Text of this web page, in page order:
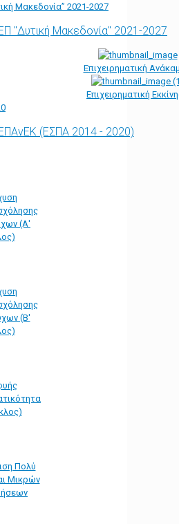
Μακεδονία” 2021-2027
"Δυτική Μακεδονία" 2021-2027
Επιχειρηματική
Επιχειρηματική
(ΕΣΠΑ 2014 - 2020)
(Α'
(Β'
Πολύ
Μικρών